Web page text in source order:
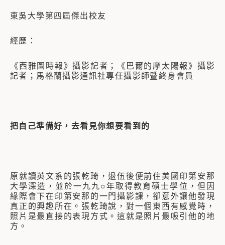
東吳大學第四屆傑出校友
經歷：
《西雅圖時報》攝影記者；《巴爾的摩太陽報》攝影
記者；馬格蘭攝影通訊社專任攝影師暨終身會員
把自己準備好，去看見你想要看到的
原就讀英文系的張乾琦，退伍後便前住美國印第安那
大學深造，並於一九九○年取得教育碩士學位，但因
緣際會下在印第安那的一門攝影課，卻意外讓他發現
真正的興趣所在。張乾琦說，對一個東西有感覺時，
照片是最直接的表現方式。這就是照片最吸引他的地
方。